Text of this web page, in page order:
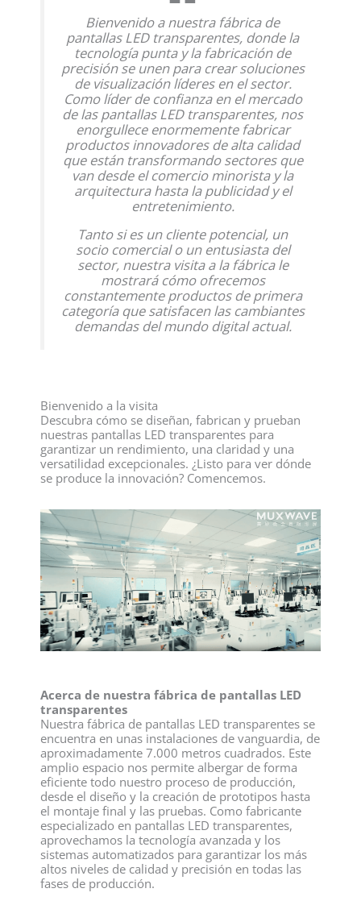
Bienvenido a nuestra fábrica de
pantallas LED transparentes, donde la
tecnología punta y la fabricación de
precisión se unen para crear soluciones
de visualización líderes en el sector.
Como líder de confianza en el mercado
de las pantallas LED transparentes, nos
enorgullece enormemente fabricar
productos innovadores de alta calidad
que están transformando sectores que
van desde el comercio minorista y la
arquitectura hasta la publicidad y el
entretenimiento.
Tanto si es un cliente potencial, un
socio comercial o un entusiasta del
sector, nuestra visita a la fábrica le
mostrará cómo ofrecemos
constantemente productos de primera
categoría que satisfacen las cambiantes
demandas del mundo digital actual.
Bienvenido a la visita
Descubra cómo se diseñan, fabrican y prueban
nuestras pantallas LED transparentes para
garantizar un rendimiento, una claridad y una
versatilidad excepcionales. ¿Listo para ver dónde
se produce la innovación? Comencemos.
Acerca de nuestra fábrica de pantallas LED
transparentes
Nuestra fábrica de pantallas LED transparentes se
encuentra en unas instalaciones de vanguardia, de
aproximadamente 7.000 metros cuadrados. Este
amplio espacio nos permite albergar de forma
eficiente todo nuestro proceso de producción,
desde el diseño y la creación de prototipos hasta
el montaje final y las pruebas. Como fabricante
especializado en pantallas LED transparentes,
aprovechamos la tecnología avanzada y los
sistemas automatizados para garantizar los más
altos niveles de calidad y precisión en todas las
fases de producción.